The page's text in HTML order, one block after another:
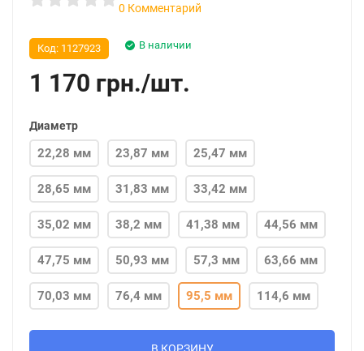
0 Комментарий
В наличии
Код: 1127923
1 170 грн./шт.
Диаметр
22,28 мм 23,87 мм 25,47 мм
28,65 мм 31,83 мм 33,42 мм
35,02 мм 38,2 мм 41,38 мм 44,56 мм
47,75 мм 50,93 мм 57,3 мм 63,66 мм
70,03 мм 76,4 мм 95,5 мм 114,6 мм